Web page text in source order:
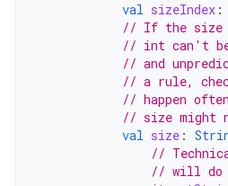
val sizeIndex :
// If the size
// int can't be
// and
// a rule,
// happen
// size might
val size :
//
// will do